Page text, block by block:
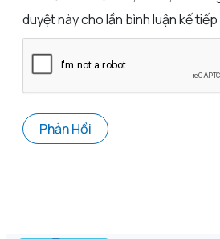
duyệt này cho lần bình luận kế